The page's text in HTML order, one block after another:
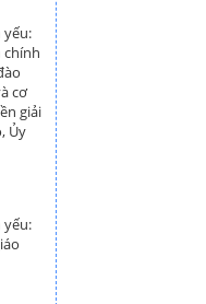
yếu:
chính
cơ
giải
Ủy
yếu: